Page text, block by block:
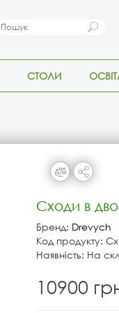
СТОЛИ
Сходи в
Бренд: Drevych
Код продукту:
Наявність: На
10900